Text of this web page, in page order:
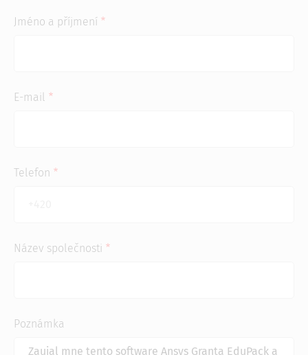
Jméno a příjmení
E-mail
Telefon
Název společnosti
Poznámka